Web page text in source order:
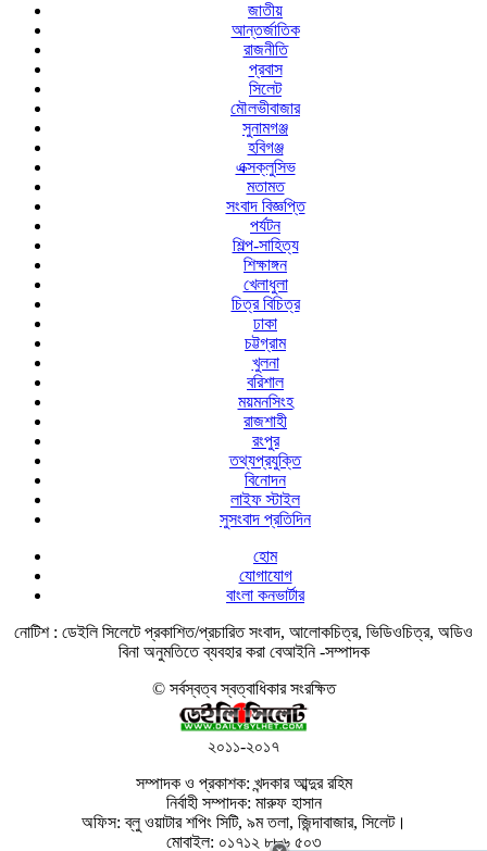
জাতীয়
আন্তর্জাতিক
রাজনীতি
প্রবাস
সিলেট
মৌলভীবাজার
সুনামগঞ্জ
হবিগঞ্জ
এক্সক্লুসিভ
মতামত
সংবাদ বিজ্ঞপ্তি
পর্যটন
শিল্প-সাহিত্য
শিক্ষাঙ্গন
খেলাধুলা
চিত্র বিচিত্র
ঢাকা
চট্টগ্রাম
খুলনা
বরিশাল
ময়মনসিংহ
রাজশাহী
রংপুর
তথ্যপ্রযুক্তি
বিনোদন
লাইফ স্টাইল
সুসংবাদ প্রতিদিন
হোম
যোগাযোগ
বাংলা কনভার্টার
নোটিশ : ডেইলি সিলেটে প্রকাশিত/প্রচারিত সংবাদ, আলোকচিত্র, ভিডিওচিত্র, অডিও
বিনা অনুমতিতে ব্যবহার করা বেআইনি -সম্পাদক
© সর্বস্বত্ব স্বত্বাধিকার সংরক্ষিত
২০১১-২০১৭
সম্পাদক ও প্রকাশক: খন্দকার আব্দুর রহিম
নির্বাহী সম্পাদক: মারুফ হাসান
অফিস: ব্লু ওয়াটার শপিং সিটি, ৯ম তলা, জিন্দাবাজার, সিলেট।
মোবাইল: ০১৭১২ ৮৮৬ ৫০৩